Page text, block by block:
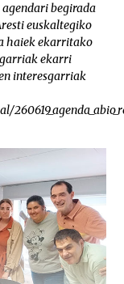
begirada
euskaltegiko
haiek ekarritako
ekarri
interesgarriak